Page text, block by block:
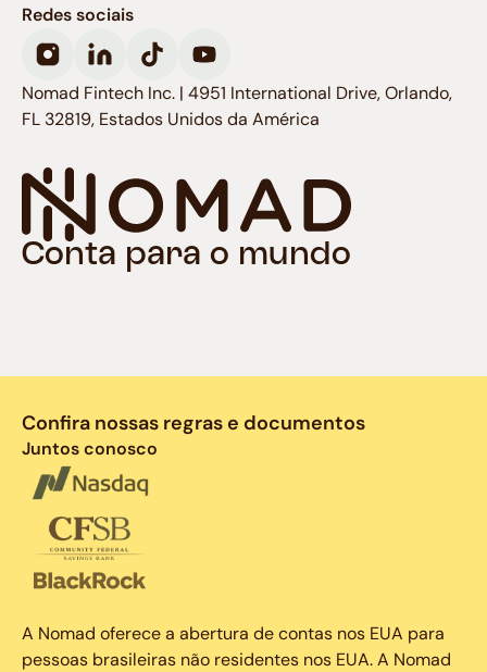
Conta para o mundo
Redes sociais
Nomad Fintech Inc. | 4951 International Drive, Orlando,
FL 32819, Estados Unidos da América
Confira nossas regras e documentos
Juntos conosco
A Nomad oferece a abertura de contas nos EUA para
pessoas brasileiras não residentes nos EUA. A Nomad